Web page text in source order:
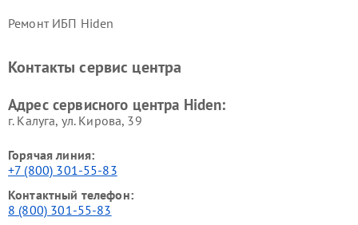
Ремонт ИБП Hiden
Контакты сервис центра
Адрес сервисного центра Hiden:
г. Калуга, ул. Кирова, 39
Горячая линия:
+7 (800) 301-55-83
Контактный телефон:
8 (800) 301-55-83